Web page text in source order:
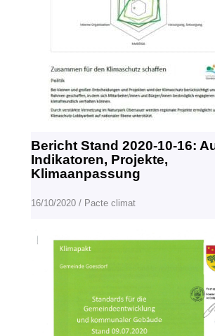
Bericht Stand 2020-10-16:
Indikatoren, Projekte,
Klimaanpassung
16/10/2020/ Pacte climat